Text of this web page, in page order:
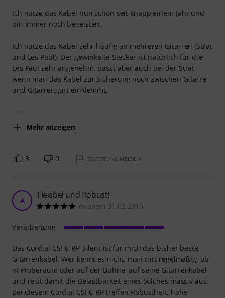
Ich nutze das Kabel nun schon seit knapp einem Jahr und
bin immer noch begeistert.
Ich nutze das Kabel sehr häufig an mehreren Gitarren (Strat
und Les Paul). Der gewinkelte Stecker ist natürlich für die
Les Paul sehr angenehm, passt aber auch bei der Strat,
wenn man das Kabel zur Sicherung noch zwischen Gitarre
und Gitarrengurt einklemmt.
Mehr anzeigen
3 0 BEWERTUNG MELDEN
A Flexibel und Robust!
Anonym 31.03.2016
Das Cordial CSI-6-RP-Silent ist für mich das bisher beste
Gitarrenkabel. Wer kennt es nicht, man tritt regelmäßig, ob
in Proberaum oder auf der Bühne, auf seine Gitarrenkabel
und reizt damit die Belastbarkeit eines Solches massiv aus.
Bei diesem Cordial CSI-6-RP treffen Robustheit, hohe
Verarbeitung